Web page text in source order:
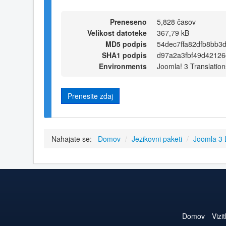
Preneseno
5,828 časov
Velikost datoteke
367,79 kB
MD5 podpis
SHA1 podpis
Environments
Joomla! 3
Prenesite zdaj
Nahajate se: Domov / Jezikovni paketi / Joomla 3
Domov